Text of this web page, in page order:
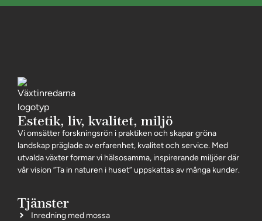
Estetik, liv, kvalitet, miljö
Vi omsätter forskningsrön i praktiken och skapar gröna
landskap präglade av erfarenhet, kvalitet och service. Med
utvalda växter formar vi hälsosamma, inspirerande miljöer där
vår vision ”Ta in naturen i huset” uppskattas av många kunder.
Tjänster
Inredning med mossa